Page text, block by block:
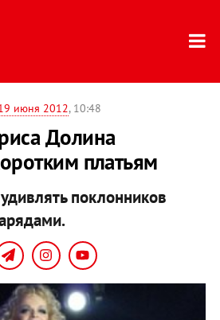
июня 2012, 10:48
Долина
платьям
поклонников